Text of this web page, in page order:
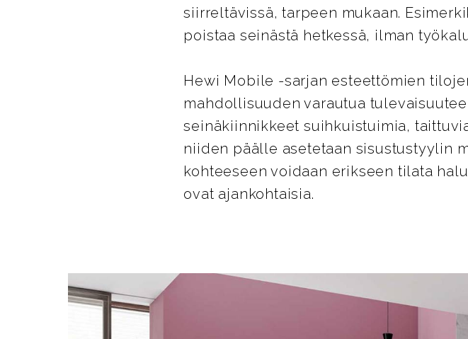
siirreltävissä, tarpeen mukaan.
poistaa seinästä hetkessä, ilman
Hewi Mobile -sarjan esteettömien
mahdollisuuden varautua
seinäkiinnikkeet suihkuistuimia,
niiden päälle asetetaan sisustustyylin
kohteeseen voidaan erikseen tilata
ovat ajankohtaisia.